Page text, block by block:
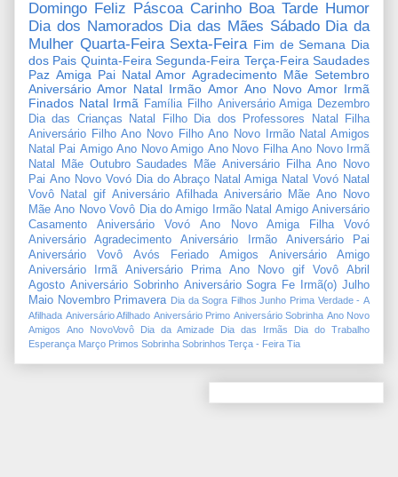
Domingo Feliz Páscoa Carinho Boa Tarde Humor
Dia dos Namorados Dia das Mães Sábado Dia da
Mulher Quarta-Feira Sexta-Feira Fim de Semana Dia
dos Pais Quinta-Feira Segunda-Feira Terça-Feira Saudades
Paz Amiga Pai Natal Amor Agradecimento Mãe Setembro
Aniversário Amor Natal Irmão Amor Ano Novo Amor Irmã
Finados Natal Irmã Família Filho Aniversário Amiga Dezembro
Dia das Crianças
Natal Filho Dia dos Professores
Natal Filha
Aniversário Filho Ano Novo Filho Ano Novo Irmão Natal Amigos
Natal Pai Amigo Ano Novo Amigo Ano Novo Filha Ano Novo Irmã
Natal Mãe Outubro Saudades Mãe Aniversário Filha Ano Novo
Pai Ano Novo Vovó Dia do Abraço Natal Amiga Natal Vovó Natal
Vovô
Natal gif Aniversário Afilhada Aniversário Mãe Ano Novo
Mãe Ano Novo Vovô Dia do Amigo Irmão Natal Amigo Aniversário
Casamento
Aniversário Vovó Ano Novo Amiga Filha
Vovó
Aniversário Agradecimento
Aniversário Irmão
Aniversário Pai
Aniversário Vovô
Avós Feriado Amigos
Aniversário Amigo
Aniversário Irmã
Aniversário Prima Ano Novo gif Vovô
Abril
Agosto Aniversário Sobrinho Aniversário Sogra Fe Irmã(o) Julho
Maio Novembro Primavera Dia da Sogra Filhos Junho Prima Verdade - A
Afilhada Aniversário Afilhado Aniversário Primo Aniversário Sobrinha Ano Novo
Amigos
Ano NovoVovô Dia da Amizade Dia das Irmãs
Dia do Trabalho
Esperança Março Primos Sobrinha Sobrinhos Terça - Feira Tia